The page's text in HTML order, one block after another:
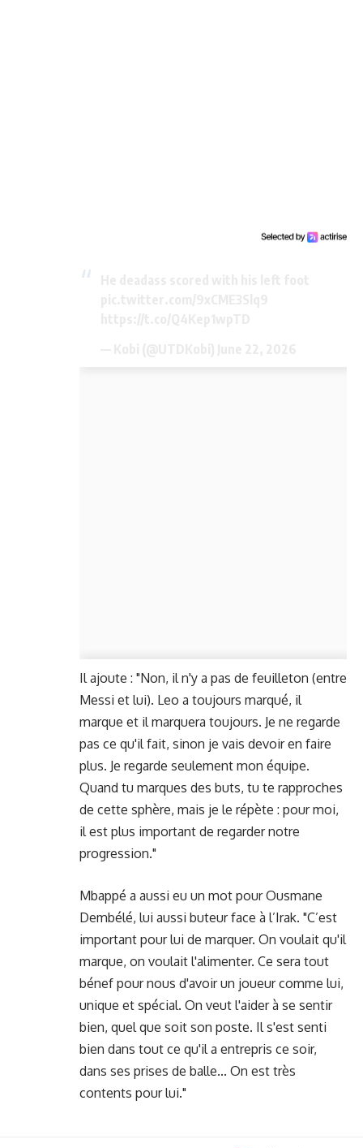
Il ajoute : "Non, il n'y a pas de feuilleton (entre
Messi et lui). Leo a toujours marqué, il
marque et il marquera toujours. Je ne regarde
pas ce qu'il fait, sinon je vais devoir en faire
plus. Je regarde seulement mon équipe.
Quand tu marques des buts, tu te rapproches
de cette sphère, mais je le répète : pour moi,
il est plus important de regarder notre
progression."
Mbappé a aussi eu un mot pour Ousmane
Dembélé, lui aussi buteur face à l’Irak. "C’est
important pour lui de marquer. On voulait qu'il
marque, on voulait l'alimenter. Ce sera tout
bénef pour nous d'avoir un joueur comme lui,
unique et spécial. On veut l'aider à se sentir
bien, quel que soit son poste. Il s'est senti
bien dans tout ce qu'il a entrepris ce soir,
dans ses prises de balle... On est très
contents pour lui."